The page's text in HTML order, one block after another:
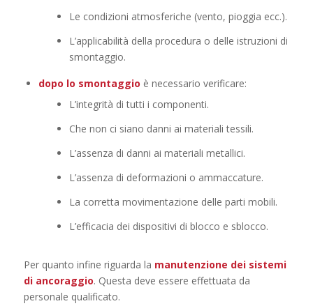
Le condizioni atmosferiche (vento, pioggia ecc.).
L’applicabilità della procedura o delle istruzioni di
smontaggio.
dopo lo smontaggio è necessario verificare:
L’integrità di tutti i componenti.
Che non ci siano danni ai materiali tessili.
L’assenza di danni ai materiali metallici.
L’assenza di deformazioni o ammaccature.
La corretta movimentazione delle parti mobili.
L’efficacia dei dispositivi di blocco e sblocco.
Per quanto infine riguarda la manutenzione dei sistemi
di ancoraggio. Questa deve essere effettuata da
personale qualificato.